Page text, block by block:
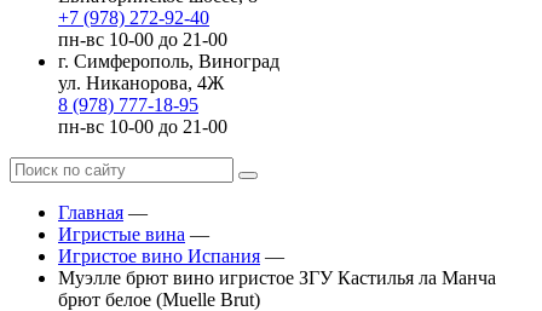
+7 (978) 272-92-40
пн-вс 10-00 до 21-00
г. Симферополь, Виноград
ул. Никанорова, 4Ж
8 (978) 777-18-95
пн-вс 10-00 до 21-00
Главная —
Игристые вина —
Игристое вино Испания —
Муэлле брют вино игристое ЗГУ Кастилья ла Манча
брют белое (Muelle Brut)